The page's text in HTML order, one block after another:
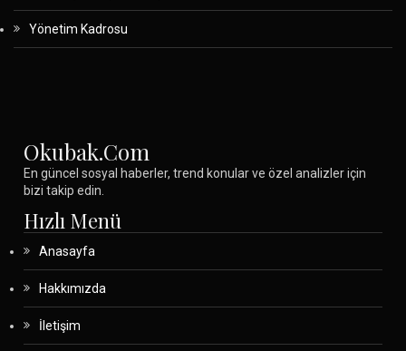
Yönetim Kadrosu
Okubak.com
En güncel sosyal haberler, trend konular ve özel analizler için
bizi takip edin.
Hızlı Menü
Anasayfa
Hakkımızda
İletişim